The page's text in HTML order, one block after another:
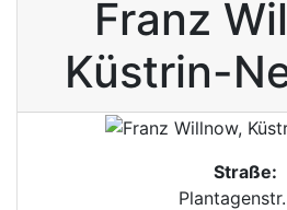
Franz
Küstrin-
Straße: